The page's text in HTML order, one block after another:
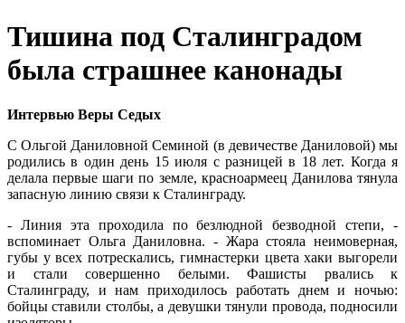
Тишина под Сталинградом
была страшнее канонады
Интервью Веры Седых
С Ольгой Даниловной Семиной (в девичестве Даниловой) мы
родились в один день 15 июля с разницей в 18 лет. Когда я
делала первые шаги по земле, красноармеец Данилова тянула
запасную линию связи к Сталинграду.
- Линия эта проходила по безлюдной безводной степи, -
вспоминает Ольга Даниловна. - Жара стояла неимоверная,
губы у всех потрескались, гимнастерки цвета хаки выгорели
и стали совершенно белыми. Фашисты рвались к
Сталинграду, и нам приходилось работать днем и ночью:
бойцы ставили столбы, а девушки тянули провода, подносили